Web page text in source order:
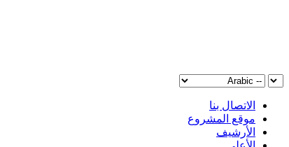
الاتصال بنا
موقع المشروع
الأرشيف